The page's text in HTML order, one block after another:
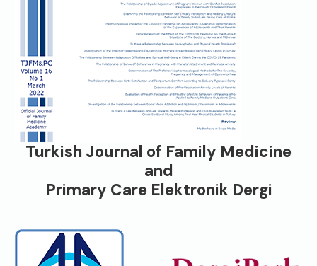
Turkish Journal of Family Medicine
and
Primary Care Elektronik Dergi